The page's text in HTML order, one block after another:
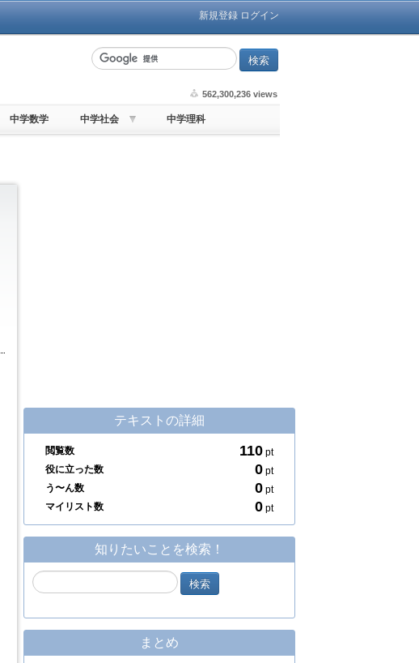
新規登録 ログイン
562,300,236 views
中学数学 中学社会 中学理科
テキストの詳細
閲覧数 110 pt
役に立った数
0 pt
う〜ん数
0 pt
マイリスト数
0 pt
知りたいことを検索！
まとめ